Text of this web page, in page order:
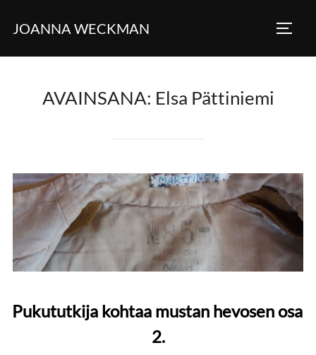
JOANNA WECKMAN
AVAINSANA: Elsa Pättiniemi
Pukututkija kohtaa mustan hevosen osa
2.